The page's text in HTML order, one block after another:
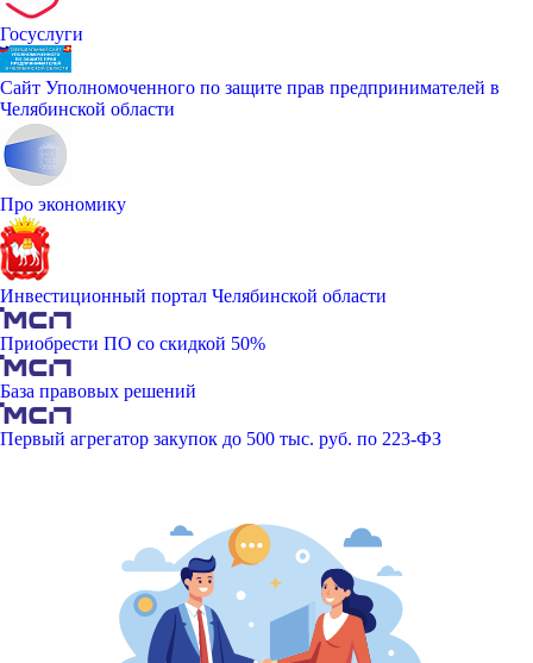
Госуслуги
Сайт Уполномоченного по защите прав предпринимателей в
Челябинской области
Про экономику
Инвестиционный портал Челябинской области
Приобрести ПО со скидкой 50%
База правовых решений
Первый агрегатор закупок до 500 тыс. руб. по 223-ФЗ